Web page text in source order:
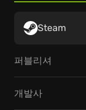
Steam
퍼블리셔
개발사